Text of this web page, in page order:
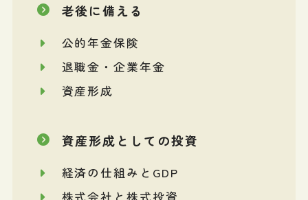
老後に備える
公的年金保険
退職金・企業年金
資産形成
資産形成としての投資
経済の仕組みとGDP